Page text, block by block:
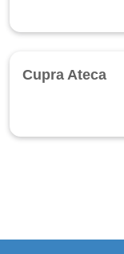
Cupra Ateca